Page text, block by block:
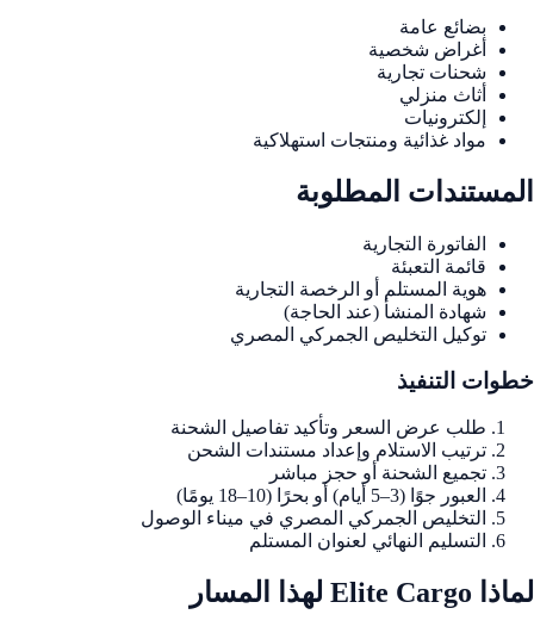
بضائع عامة
أغراض شخصية
شحنات تجارية
أثاث منزلي
إلكترونيات
مواد غذائية ومنتجات استهلاكية
المستندات المطلوبة
الفاتورة التجارية
قائمة التعبئة
هوية المستلم أو الرخصة التجارية
شهادة المنشأ (عند الحاجة)
توكيل التخليص الجمركي المصري
خطوات التنفيذ
طلب عرض السعر وتأكيد تفاصيل الشحنة
ترتيب الاستلام وإعداد مستندات الشحن
تجميع الشحنة أو حجز مباشر
العبور جوًا (3–5 أيام) أو بحرًا (10–18 يومًا)
التخليص الجمركي المصري في ميناء الوصول
التسليم النهائي لعنوان المستلم
لماذا Elite Cargo لهذا المسار